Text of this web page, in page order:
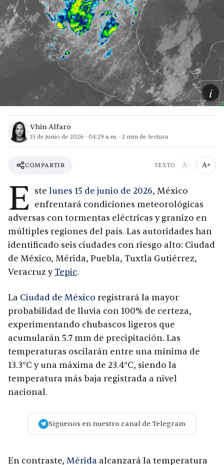
i
Vhin Alfaro
15 de junio de 2026 · 04:29 a.m. · 2 min de lectura
COMPARTIR TEXTO A− A+
E ste lunes 15 de junio de 2026, México
enfrentará condiciones meteorológicas
adversas con tormentas eléctricas y granizo en
múltiples regiones del país. Las autoridades han
identificado seis ciudades con riesgo alto: Ciudad
de México, Mérida, Puebla, Tuxtla Gutiérrez,
Veracruz yTepic.
La Ciudad de México registrará la mayor
probabilidad de lluvia con 100% de certeza,
experimentando chubascos ligeros que
acumularán 5.7 mm de precipitación. Las
temperaturas oscilarán entre una mínima de
13.3°C y una máxima de 23.4°C, siendo la
temperatura más baja registrada a nivel
nacional.
Síguenos en nuestro canal de Telegram
En contraste, Mérida alcanzará la temperatura